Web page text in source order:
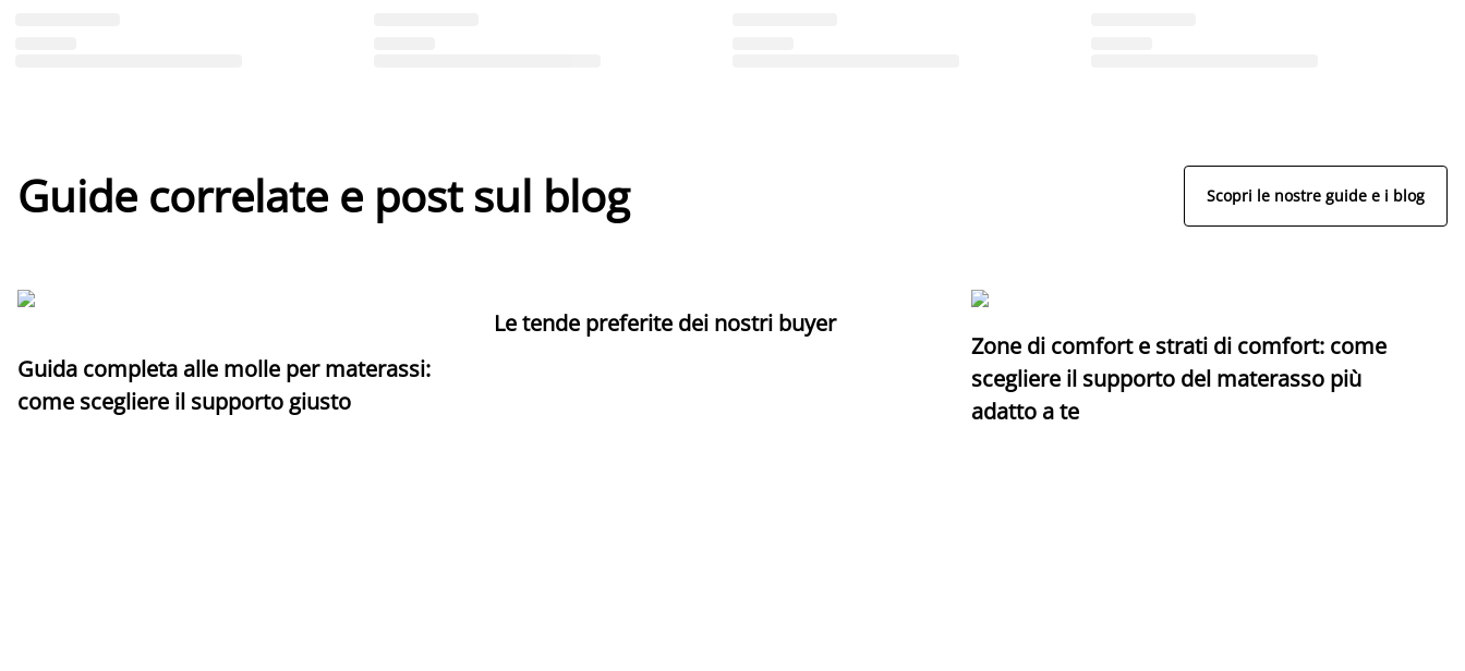
Guide correlate e post sul blog Scopri le nostre guide e i blog
Guida completa alle molle per materassi:
come scegliere il supporto giusto
Le tende preferite dei nostri buyer
Zone di comfort e strati di comfort: come
scegliere il supporto del materasso più
adatto a te